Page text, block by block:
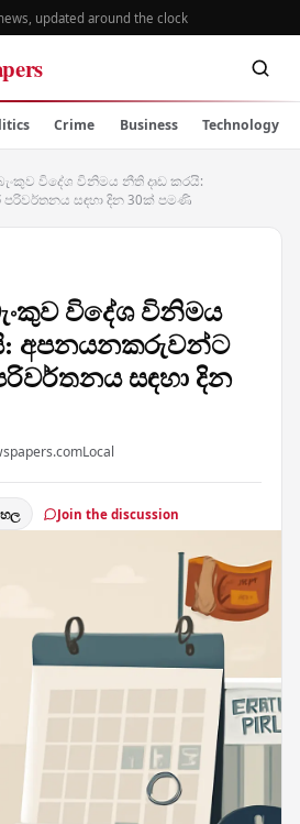
news, updated around the clock
Crime Business Technology
බැංකුව විදේශ විනිමය නීති දෘඩ කරයි:
සඳහා දින 30ක් පමණි
විදේශ විනිමය
අපනයනකරුවන්ට
සඳහා දින
Local
Join the discussion